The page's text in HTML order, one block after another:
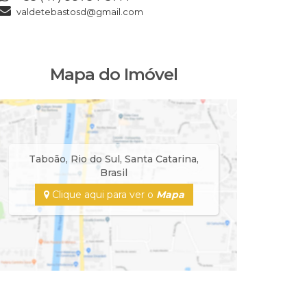
valdetebastosd@gmail.com
Mapa do Imóvel
Taboão, Rio do Sul, Santa Catarina,
Brasil
Clique aqui para ver o Mapa